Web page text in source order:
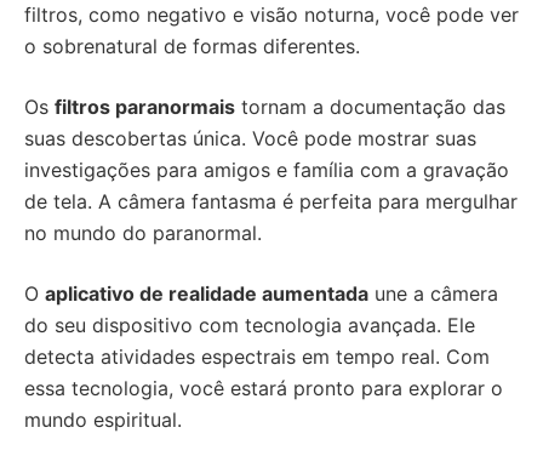
filtros, como negativo e visão noturna, você pode ver
o sobrenatural de formas diferentes.
Os filtros paranormais tornam a documentação das
suas descobertas única. Você pode mostrar suas
investigações para amigos e família com a gravação
de tela. A câmera fantasma é perfeita para mergulhar
no mundo do paranormal.
O aplicativo de realidade aumentada une a câmera
do seu dispositivo com tecnologia avançada. Ele
detecta atividades espectrais em tempo real. Com
essa tecnologia, você estará pronto para explorar o
mundo espiritual.